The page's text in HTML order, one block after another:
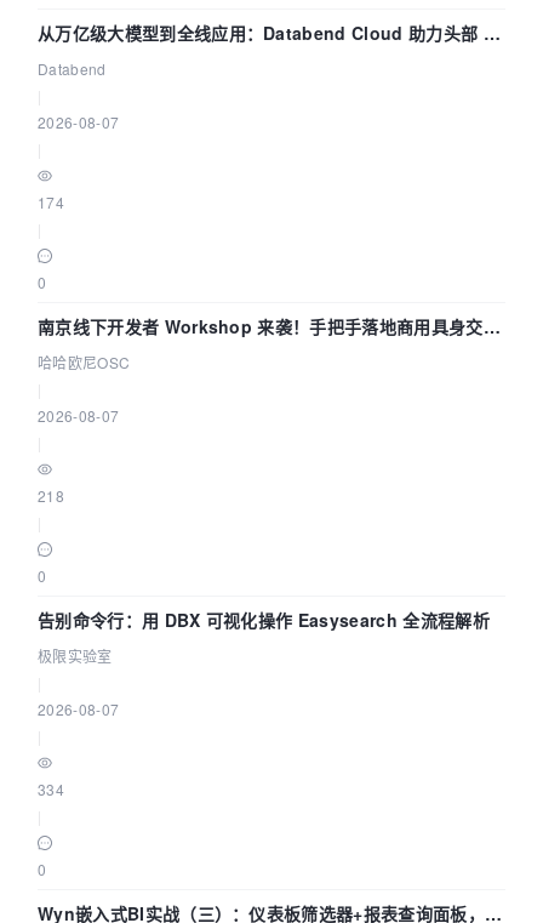
从万亿级大模型到全线应用：Databend Cloud 助力头部 AI
企业构建全链路 Trace 数据管道
Databend
2026-08-07
174
0
南京线下开发者 Workshop 来袭！手把手落地商用具身交互
智能 Agent 应用
哈哈欧尼OSC
2026-08-07
218
0
告别命令行：用 DBX 可视化操作 Easysearch 全流程解析
极限实验室
2026-08-07
334
0
Wyn嵌入式BI实战（三）：仪表板筛选器+报表查询面板，参